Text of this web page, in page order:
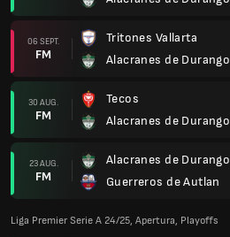
06 SEPT.
FM
Tritones Vallarta
Alacranes de Durango
30 AUG.
FM
Tecos
Alacranes de Durango
23 AUG.
FM
Alacranes de Durango
Guerreros de Autlan
Liga Premier Serie A 24/25, Apertura, Playoffs